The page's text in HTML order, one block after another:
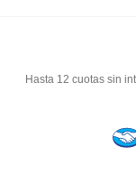
Hasta 12 cuotas sin